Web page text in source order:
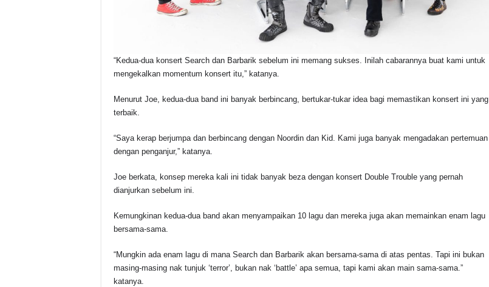
“Kedua-dua konsert Search dan Barbarik sebelum ini memang sukses. Inilah cabarannya buat kami untuk
mengekalkan momentum konsert itu,” katanya.
Menurut Joe, kedua-dua band ini banyak berbincang, bertukar-tukar idea bagi memastikan konsert ini yang
terbaik.
“Saya kerap berjumpa dan berbincang dengan Noordin dan Kid. Kami juga banyak mengadakan pertemuan
dengan penganjur,” katanya.
Joe berkata, konsep mereka kali ini tidak banyak beza dengan konsert Double Trouble yang pernah
dianjurkan sebelum ini.
Kemungkinan kedua-dua band akan menyampaikan 10 lagu dan mereka juga akan memainkan enam lagu
bersama-sama.
“Mungkin ada enam lagu di mana Search dan Barbarik akan bersama-sama di atas pentas. Tapi ini bukan
masing-masing nak tunjuk ‘terror’, bukan nak ‘battle’ apa semua, tapi kami akan main sama-sama.”
katanya.